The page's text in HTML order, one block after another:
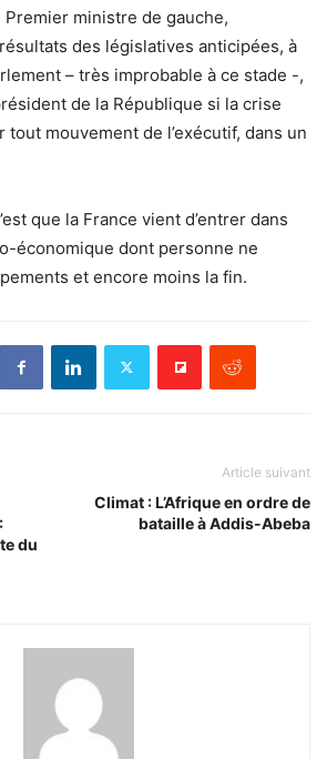
Premier ministre de gauche,
des législatives anticipées, à
– très improbable à ce stade -,
de la République si la crise
mouvement de l’exécutif, dans un
que la France vient d’entrer dans
économique dont personne ne
et encore moins la fin.
du
Article suivant
Climat : L’Afrique en ordre de
bataille à Addis-Abeba